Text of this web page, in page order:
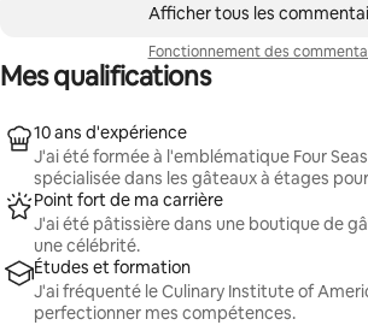
Afficher tous les
Fonctionnement des
Mes qualifications
10 ans d'expérience
J'ai été formée à l'emblématique Four
spécialisée dans les gâteaux à étages
Point fort de ma carrière
J'ai été pâtissière dans une boutique de
une célébrité.
Études et formation
J'ai fréquenté le Culinary Institute of
perfectionner mes compétences.